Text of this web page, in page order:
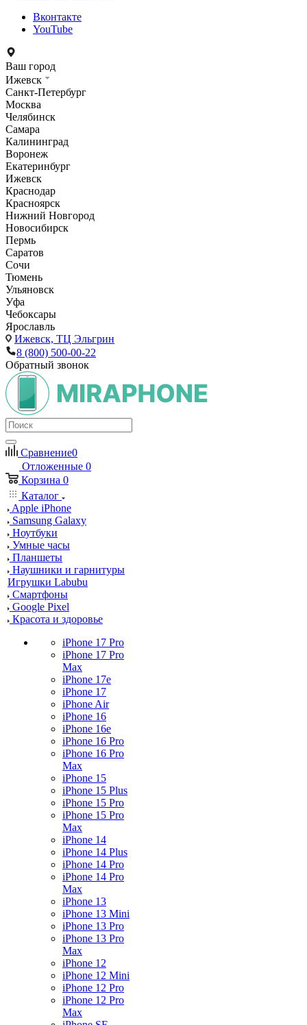
Вконтакте
YouTube
Ваш город
Ижевск
Санкт-Петербург
Москва
Челябинск
Самара
Калининград
Воронеж
Екатеринбург
Ижевск
Краснодар
Красноярск
Нижний Новгород
Новосибирск
Пермь
Саратов
Сочи
Тюмень
Ульяновск
Уфа
Чебоксары
Ярославль
Ижевск, ТЦ Эльгрин
8 (800) 500-00-22
Обратный звонок
Сравнение0
Отложенные 0
Корзина 0
Каталог
Apple iPhone
Samsung Galaxy
Ноутбуки
Умные часы
Планшеты
Наушники и гарнитуры
Игрушки Labubu
Смартфоны
Google Pixel
Красота и здоровье
iPhone 17 Pro
iPhone 17 Pro
Max
iPhone 17e
iPhone 17
iPhone Air
iPhone 16
iPhone 16e
iPhone 16 Pro
iPhone 16 Pro
Max
iPhone 15
iPhone 15 Plus
iPhone 15 Pro
iPhone 15 Pro
Max
iPhone 14
iPhone 14 Plus
iPhone 14 Pro
iPhone 14 Pro
Max
iPhone 13
iPhone 13 Mini
iPhone 13 Pro
iPhone 13 Pro
Max
iPhone 12
iPhone 12 Mini
iPhone 12 Pro
iPhone 12 Pro
Max